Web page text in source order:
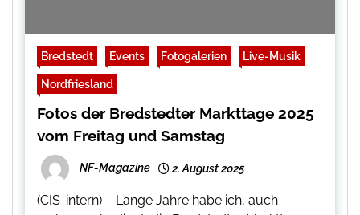
Bredstedt Events Fotogalerien Live-Musik
Nordfriesland
Fotos der Bredstedter Markttage 2025
vom Freitag und Samstag
NF-Magazine 2. August 2025
(CIS-intern) – Lange Jahre habe ich, auch